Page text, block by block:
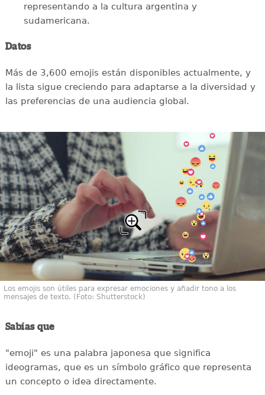
representando a la cultura argentina y
sudamericana.
Datos
Más de 3,600 emojis están disponibles actualmente, y
la lista sigue creciendo para adaptarse a la diversidad y
las preferencias de una audiencia global.
Los emojis son útiles para expresar emociones y añadir tono a los
mensajes de texto. (Foto: Shutterstock)
Sabías que
"emoji" es una palabra japonesa que significa
ideogramas, que es un símbolo gráfico que representa
un concepto o idea directamente.